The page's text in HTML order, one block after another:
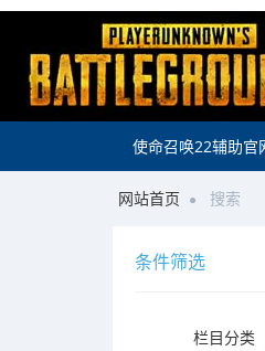
使命召唤22辅助官
网站首页 搜索
条件筛选
栏目分类